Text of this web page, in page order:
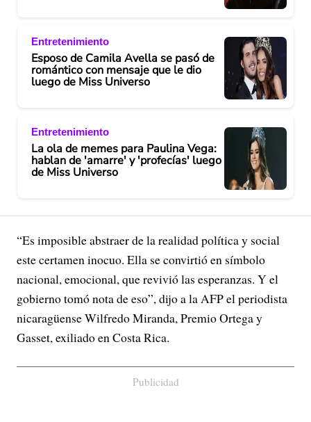
Entretenimiento
Esposo de Camila Avella se pasó de
romántico con mensaje que le dio
luego de Miss Universo
Entretenimiento
La ola de memes para Paulina Vega:
hablan de 'amarre' y 'profecías' luego
de Miss Universo
“Es imposible abstraer de la realidad política y social
este certamen inocuo. Ella se convirtió en símbolo
nacional, emocional, que revivió las esperanzas. Y el
gobierno tomó nota de eso”, dijo a la AFP el periodista
nicaragüense Wilfredo Miranda, Premio Ortega y
Gasset, exiliado en Costa Rica.
Publicidad